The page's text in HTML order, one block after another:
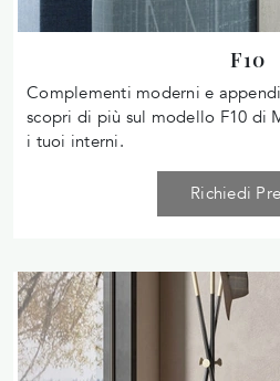
F10
Complementi moderni e
scopri di più sul modello F10 di
i tuoi interni.
Richiedi